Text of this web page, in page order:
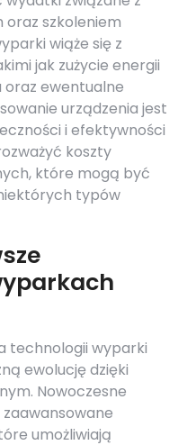
szkoleniem
wiąże się z
jak zużycie energii
ewentualne
urządzenia jest
i efektywności
koszty
które mogą być
typów
technologii wyparki
ewolucję dzięki
Nowoczesne
umożliwiają